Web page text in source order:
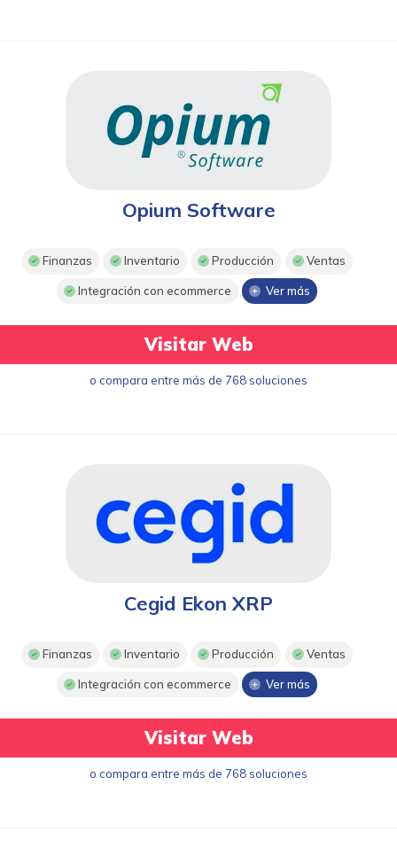
Opium Software
Finanzas Inventario Producción Ventas
Integración con ecommerce Ver más
Visitar Web
o compara entre más de 768 soluciones
Cegid Ekon XRP
Finanzas Inventario Producción Ventas
Integración con ecommerce Ver más
Visitar Web
o compara entre más de 768 soluciones